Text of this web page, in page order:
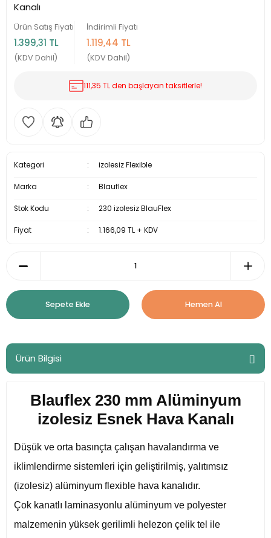
Kanalı
İndirimli Fiyatı
1.119,44 TL
(KDV Dahil)
Ürün Satış Fiyatı
1.399,31 TL
(KDV Dahil)
111,35 TL den başlayan taksitlerle!
Kategori izolesiz Flexible
Marka Blauflex
Stok Kodu 230 izolesiz BlauFlex
Fiyat 1.166,09 TL + KDV
Sepete Ekle Hemen Al
Ürün Bilgisi
Blauflex 230 mm Alüminyum
izolesiz Esnek Hava Kanalı
Düşük ve orta basınçta çalışan havalandırma ve
iklimlendirme sistemleri için geliştirilmiş, yalıtımsız
(izolesiz) alüminyum flexible hava kanalıdır.
Çok kanatlı laminasyonlu alüminyum ve polyester
malzemenin yüksek gerilimli helezon çelik tel ile